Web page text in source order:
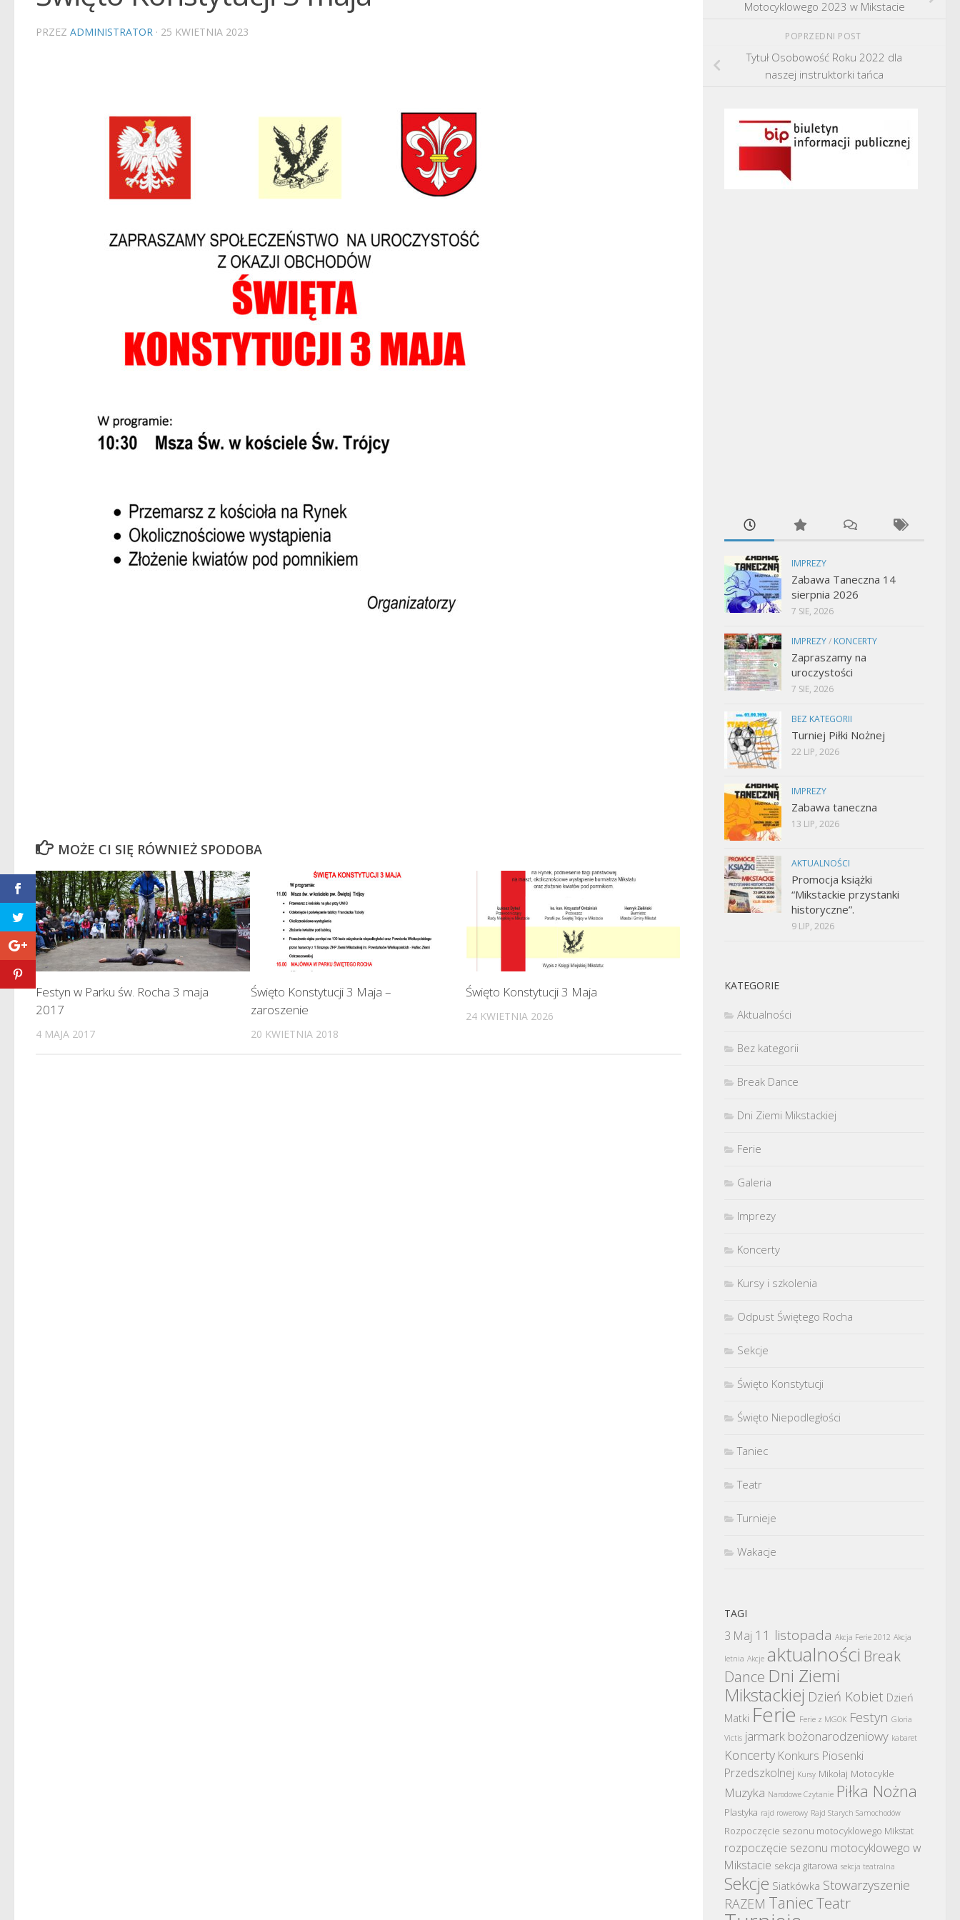
PRZEZ ADMINISTRATOR · 25 KWIETNIA 2023
MOŻE CI SIĘ RÓWNIEŻ SPODOBA
Festyn w Parku św. Rocha 3 maja
2017
4 MAJA 2017
Święto Konstytucji 3 Maja –
zaroszenie
20 KWIETNIA 2018
Święto Konstytucji 3 Maja
24 KWIETNIA 2026
Motocyklowego 2023 w Mikstacie
POPRZEDNI POST
Tytuł Osobowość Roku 2022 dla
naszej instruktorki tańca
IMPREZY
Zabawa Taneczna 14
sierpnia 2026
7 SIE, 2026
IMPREZY/ KONCERTY
Zapraszamy na
uroczystości
7 SIE, 2026
BEZ KATEGORII
Turniej Piłki Nożnej
22 LIP, 2026
IMPREZY
Zabawa taneczna
13 LIP, 2026
AKTUALNOŚCI
Promocja książki
“Mikstackie przystanki
historyczne”.
9 LIP, 2026
KATEGORIE
Aktualności
Bez kategorii
Break Dance
Dni Ziemi Mikstackiej
Ferie
Galeria
Imprezy
Koncerty
Kursy i szkolenia
Odpust Świętego Rocha
Sekcje
Święto Konstytucji
Święto Niepodległości
Taniec
Teatr
Turnieje
Wakacje
TAGI
3 Maj 11 listopada Akcja Ferie 2012 Akcja
letnia Akcje aktualności Break
Dance Dni Ziemi
Mikstackiej Dzień Kobiet Dzień
Matki Ferie Ferie z MGOK Festyn Gloria
Victis jarmark bożonarodzeniowy kabaret
Koncerty Konkurs Piosenki
Przedszkolnej Kursy Mikołaj Motocykle
Muzyka Narodowe Czytanie Piłka Nożna
Plastyka rajd rowerowy Rajd Starych Samochodów
Rozpoczęcie sezonu motocyklowego Mikstat
rozpoczęcie sezonu motocyklowego w
Mikstacie sekcja gitarowa sekcja teatralna
Sekcje Siatkówka Stowarzyszenie
RAZEM TaniecTeatr